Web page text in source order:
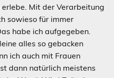
Mit der Verarbeitung
sowieso für immer
habe ich aufgegeben.
alles so gebacken
ich auch mit Frauen
dann natürlich meistens